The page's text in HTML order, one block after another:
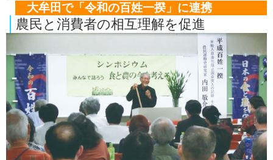
大牟田で「令和の百姓一揆」に連携
農民と消費者の相互理解を促進